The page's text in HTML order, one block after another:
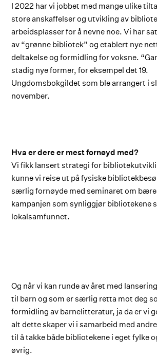
I 2022 har vi jobbet med mange ulike
store anskaffelser og utvikling av
arbeidsplasser for å nevne noe. Vi har
av “grønne bibliotek” og etablert nye
deltakelse og formidling for voksne.
stadig nye former, for eksempel det 19.
Ungdomsbokgildet som ble arrangert i
november.
Hva er dere er mest fornøyd med?
Vi fikk lansert strategi for
kunne vi reise ut på fysiske
særlig fornøyde med seminaret om
kampanjen som synliggjør bibliotekene
lokalsamfunnet.
Og når vi kan runde av året med
til barn og som er særlig retta mot deg
formidling av barnelitteratur, ja da er vi
alt dette skaper vi i samarbeid med
til å takke både bibliotekene i eget fylke
øvrig.